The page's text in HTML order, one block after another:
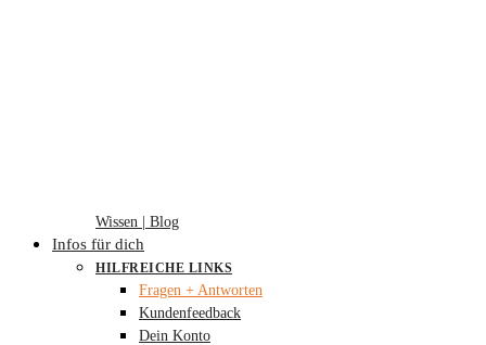
Wissen | Blog
Infos für dich
HILFREICHE LINKS
Fragen + Antworten
Kundenfeedback
Dein Konto